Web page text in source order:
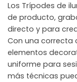
Los Trípodes de
de producto,
directo y para
Con una correcta
elementos
uniforme para
más técnicas